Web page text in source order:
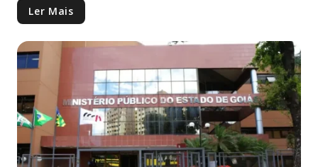
Ler Mais